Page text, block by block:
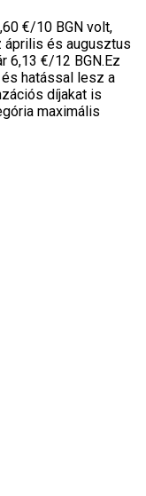
€/10 BGN volt,
április és augusztus
6,13 €/12 BGN.Ez
hatással lesz a
díjakat is
maximális